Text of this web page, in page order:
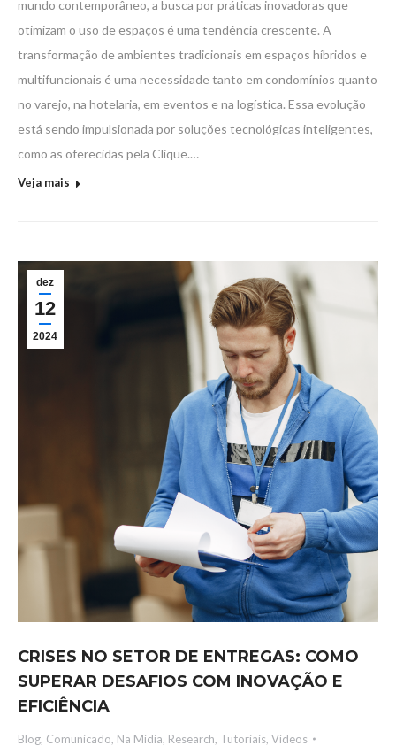
mundo contemporâneo, a busca por práticas inovadoras que
otimizam o uso de espaços é uma tendência crescente. A
transformação de ambientes tradicionais em espaços híbridos e
multifuncionais é uma necessidade tanto em condomínios quanto
no varejo, na hotelaria, em eventos e na logística. Essa evolução
está sendo impulsionada por soluções tecnológicas inteligentes,
como as oferecidas pela Clique.…
Veja mais
dez
12
2024
CRISES NO SETOR DE ENTREGAS: COMO
SUPERAR DESAFIOS COM INOVAÇÃO E
EFICIÊNCIA
Blog, Comunicado, Na Mídia, Research, Tutoriais, Vídeos